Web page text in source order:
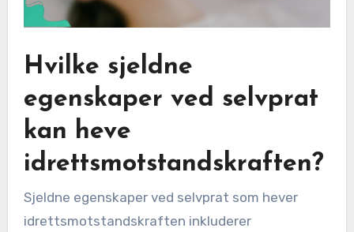
Hvilke sjeldne
egenskaper ved selvprat
kan heve
idrettsmotstandskraften?
Sjeldne egenskaper ved selvprat som hever
idrettsmotstandskraften inkluderer